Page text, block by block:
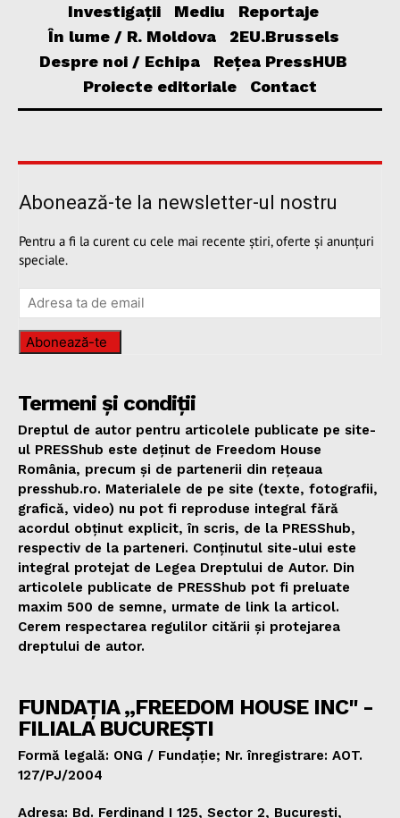
Investigații
Mediu
Reportaje
În lume / R. Moldova
2EU.Brussels
Despre noi / Echipa
Rețea PressHUB
Proiecte editoriale
Contact
Abonează-te la newsletter-ul nostru
Pentru a fi la curent cu cele mai recente știri, oferte și anunțuri
speciale.
Abonează-te
Termeni și condiții
Dreptul de autor pentru articolele publicate pe site-
ul PRESShub este deținut de Freedom House
România, precum și de partenerii din rețeaua
presshub.ro. Materialele de pe site (texte, fotografii,
grafică, video) nu pot fi reproduse integral fără
acordul obținut explicit, în scris, de la PRESShub,
respectiv de la parteneri. Conținutul site-ului este
integral protejat de Legea Dreptului de Autor. Din
articolele publicate de PRESShub pot fi preluate
maxim 500 de semne, urmate de link la articol.
Cerem respectarea regulilor citării și protejarea
dreptului de autor.
FUNDAȚIA „FREEDOM HOUSE INC" -
FILIALA BUCUREȘTI
Formă legală: ONG / Fundație; Nr. înregistrare: AOT.
127/PJ/2004
Adresa: Bd. Ferdinand I 125, Sector 2, București,